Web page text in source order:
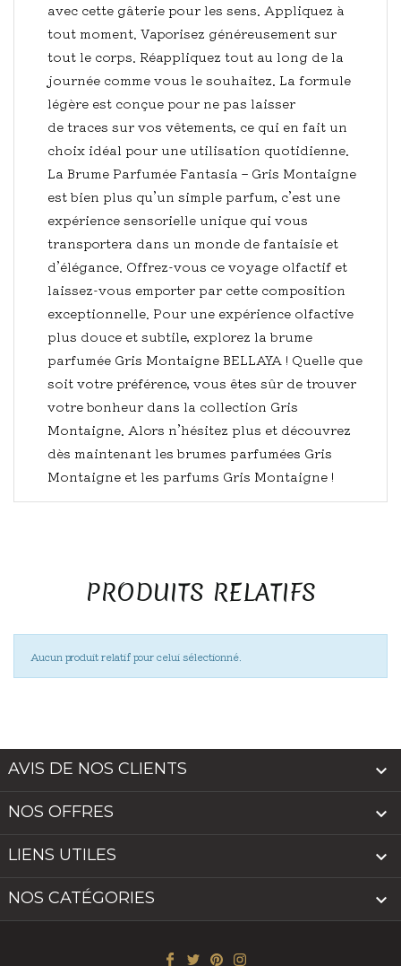
avec cette gâterie pour les sens. Appliquez à
tout moment. Vaporisez généreusement sur
tout le corps. Réappliquez tout au long de la
journée comme vous le souhaitez. La formule
légère est conçue pour ne pas laisser
de traces sur vos vêtements, ce qui en fait un
choix idéal pour une utilisation quotidienne.
La Brume Parfumée Fantasia – Gris Montaigne
est bien plus qu’un simple parfum, c’est une
expérience sensorielle unique qui vous
transportera dans un monde de fantaisie et
d’élégance. Offrez-vous ce voyage olfactif et
laissez-vous emporter par cette composition
exceptionnelle. Pour une expérience olfactive
plus douce et subtile, explorez la brume
parfumée Gris Montaigne BELLAYA ! Quelle que
soit votre préférence, vous êtes sûr de trouver
votre bonheur dans la collection Gris
Montaigne. Alors n’hésitez plus et découvrez
dès maintenant les brumes parfumées Gris
Montaigne et les parfums Gris Montaigne !
PRODUITS RELATIFS
Aucun produit relatif pour celui sélectionné.
AVIS DE NOS CLIENTS 
NOS OFFRES 
LIENS UTILES 
NOS CATÉGORIES 